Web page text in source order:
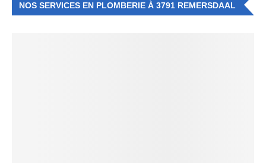
NOS SERVICES EN PLOMBERIE À 3791 REMERSDAAL